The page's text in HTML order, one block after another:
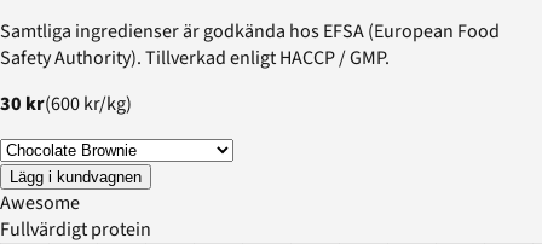
Samtliga ingredienser är godkända hos EFSA (European Food
Safety Authority). Tillverkad enligt HACCP / GMP.
30 kr(600 kr/kg)
Lägg i kundvagnen
Awesome
Fullvärdigt protein